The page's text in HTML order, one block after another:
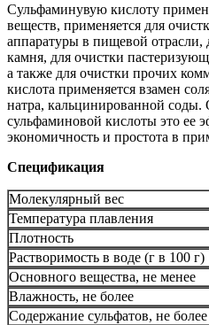
Cульфаминувую кислоту
веществ, применяется для
аппаратуры в пищевой отрасли,
камня, для очистки
а также для очистки прочих
кислота применяется взамен
натра, кальцинированной
сульфаминовой кислоты это ее
экономичность и простота в
Спецификация
Молекулярный вес
Температура плавления
Плотность
Растворимость в воде (г в 100 г)
Основного вещества, не менее
Влажность, не более
Содержание сульфатов, не более